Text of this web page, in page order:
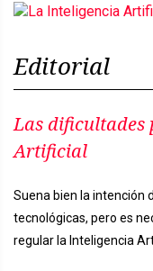
Editorial
Las
Artificial
Suena bien la intención
tecnológicas, pero es
regular la Inteligencia